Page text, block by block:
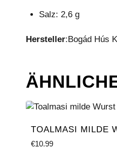
Salz: 2,6 g
Hersteller:Bogád Hús
TOALMASI MILDE
€10.99